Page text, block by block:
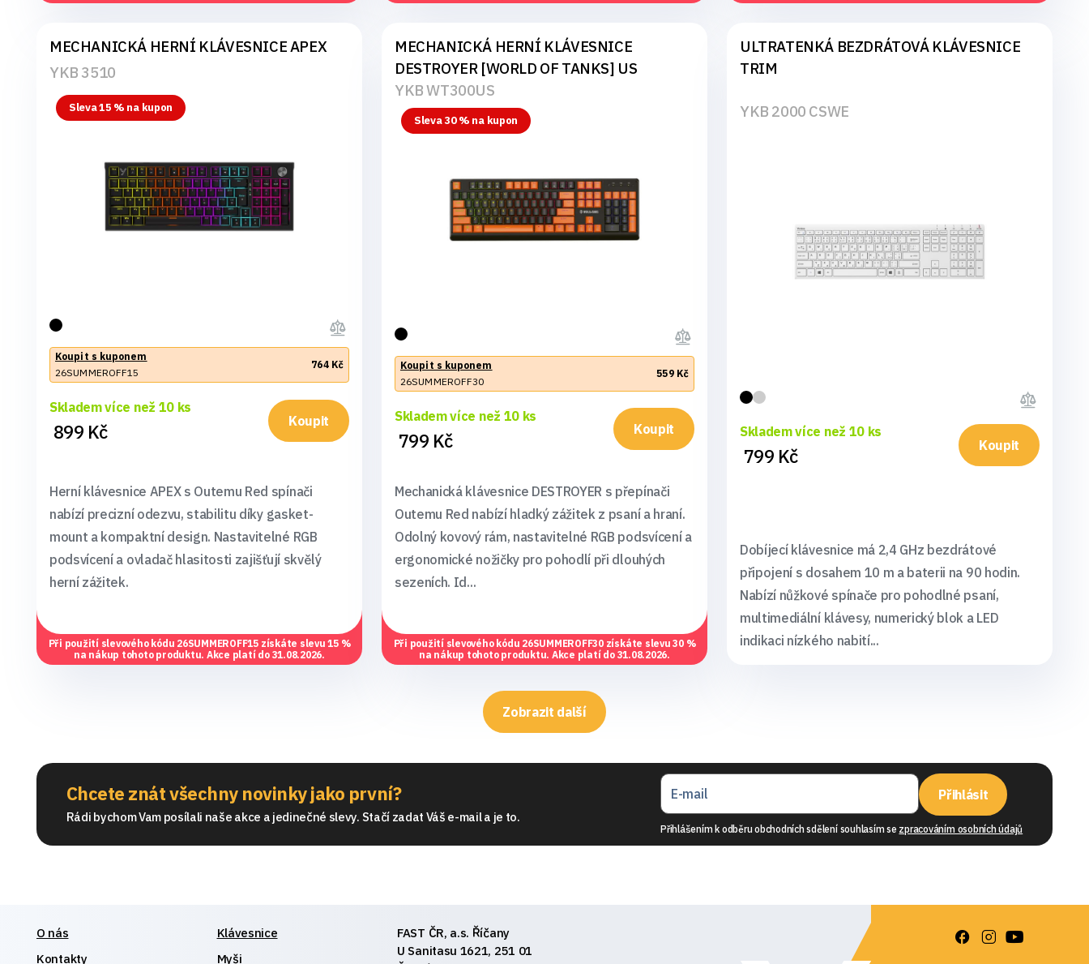
MECHANICKÁ HERNÍ KLÁVESNICE APEX
YKB 3510
Sleva 15 % na kupon
Koupit s kuponem
26SUMMEROFF15
764 Kč
Skladem více než 10 ks
899 Kč Koupit
Herní klávesnice APEX s Outemu Red spínači
nabízí precizní odezvu, stabilitu díky gasket-
mount a kompaktní design. Nastavitelné RGB
podsvícení a ovladač hlasitosti zajišťují skvělý
herní zážitek.
Při použití slevového kódu 26SUMMEROFF15 získáte slevu 15 %
na nákup tohoto produktu. Akce platí do 31.08.2026.
MECHANICKÁ HERNÍ KLÁVESNICE
DESTROYER [WORLD OF TANKS] US
YKB WT300US
Sleva 30 % na kupon
Koupit s kuponem
26SUMMEROFF30
559 Kč
Skladem více než 10 ks
799 Kč Koupit
Mechanická klávesnice DESTROYER s přepínači
Outemu Red nabízí hladký zážitek z psaní a hraní.
Odolný kovový rám, nastavitelné RGB podsvícení a
ergonomické nožičky pro pohodlí při dlouhých
sezeních. Id...
Při použití slevového kódu 26SUMMEROFF30 získáte slevu 30 %
na nákup tohoto produktu. Akce platí do 31.08.2026.
ULTRATENKÁ BEZDRÁTOVÁ KLÁVESNICE
TRIM
YKB 2000 CSWE
Skladem více než 10 ks
799 Kč Koupit
Dobíjecí klávesnice má 2,4 GHz bezdrátové
připojení s dosahem 10 m a baterii na 90 hodin.
Nabízí nůžkové spínače pro pohodlné psaní,
multimediální klávesy, numerický blok a LED
indikaci nízkého nabití...
Zobrazit další
Chcete znát všechny novinky jako první?
Rádi bychom Vam posílali naše akce a jedinečné slevy. Stačí zadat Váš e-mail a je to.
Přihlásit
Přihlášením k odběru obchodních sdělení souhlasím se zpracováním osobních údajů
O nás
Kontakty
Klávesnice
Myši
FAST ČR, a.s. Říčany
U Sanitasu 1621, 251 01